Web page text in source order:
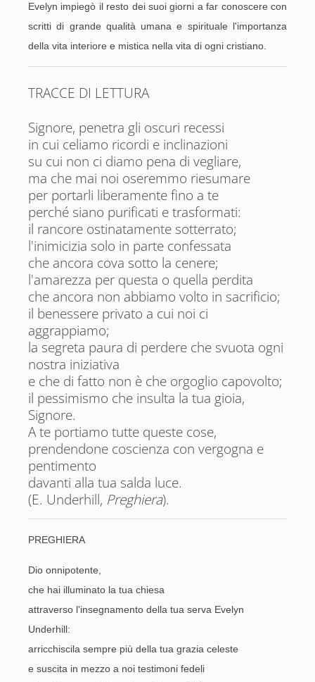
Evelyn impiegò il resto dei suoi giorni a far conoscere con
scritti di grande qualità umana e spirituale l'importanza
della vita interiore e mistica nella vita di ogni cristiano.
TRACCE DI LETTURA
Signore, penetra gli oscuri recessi
in cui celiamo ricordi e inclinazioni
su cui non ci diamo pena di vegliare,
ma che mai noi oseremmo riesumare
per portarli liberamente fino a te
perché siano purificati e trasformati:
il rancore ostinatamente sotterrato;
l'inimicizia solo in parte confessata
che ancora cova sotto la cenere;
l'amarezza per questa o quella perdita
che ancora non abbiamo volto in sacrificio;
il benessere privato a cui noi ci
aggrappiamo;
la segreta paura di perdere che svuota ogni
nostra iniziativa
e che di fatto non è che orgoglio capovolto;
il pessimismo che insulta la tua gioia,
Signore.
A te portiamo tutte queste cose,
prendendone coscienza con vergogna e
pentimento
davanti alla tua salda luce.
(E. Underhill, Preghiera).
PREGHIERA
Dio onnipotente,
che hai illuminato la tua chiesa
attraverso l'insegnamento della tua serva Evelyn
Underhill:
arricchiscila sempre più della tua grazia celeste
e suscita in mezzo a noi testimoni fedeli